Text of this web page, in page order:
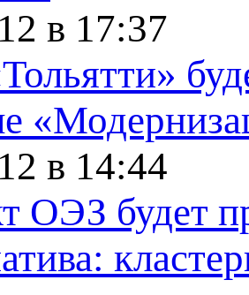
в 17:37
в 14:44
ОЭЗ будет